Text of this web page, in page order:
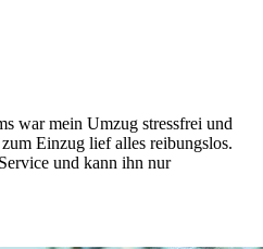
war mein Umzug stressfrei und
Einzug lief alles reibungslos.
und kann ihn nur